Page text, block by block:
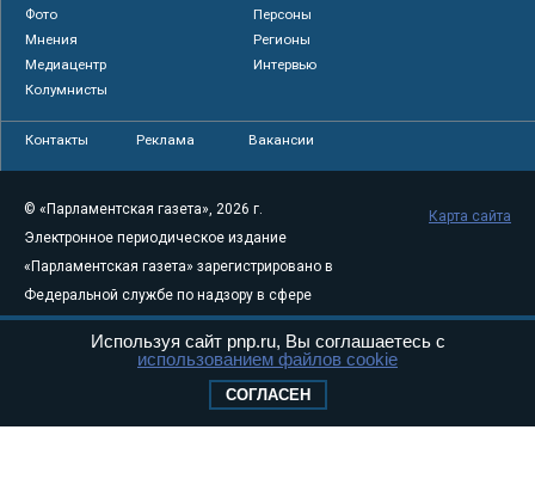
Фото
Персоны
Мнения
Регионы
Медиацентр
Интервью
Колумнисты
Контакты Реклама Вакансии
© «Парламентская газета», 2026 г.
Электронное периодическое издание
«Парламентская газета» зарегистрировано в
Федеральной службе по надзору в сфере
связи, информационных технологий и
массовых коммуникаций (Роскомнадзор) 05
Свидетельство о регистрации Эл № ФС77-
Карта сайта
Используя сайт pnp.ru, Вы соглашаетесь с
использованием файлов cookie
СОГЛАСЕН